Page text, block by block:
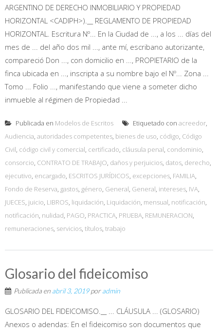
ARGENTINO DE DERECHO INMOBILIARIO Y PROPIEDAD
HORIZONTAL <CADIPH>).__ REGLAMENTO DE PROPIEDAD
HORIZONTAL. Escritura Nº... En la Ciudad de ..., a los ... días del
mes de ... del año dos mil ..., ante mí, escribano autorizante,
compareció Don ..., con domicilio en ..., PROPIETARIO de la
finca ubicada en ..., inscripta a su nombre bajo el Nº... Zona ...
Tomo ... Folio ..., manifestando que viene a someter dicho
inmueble al régimen de Propiedad ...
Publicada en Modelos de Escritos Etiquetado con acreedor,
Audiencia, autoridades competentes, bienes de uso, código, Código
Civil, código civil y comercial, certificado, cláusula penal, condominio,
consorcio, CONTRATO DE TRABAJO, daños y perjuicios, datos, derecho,
ejecutivo, encargado, ESCRITOS JURÍDICOS, excepciones, FAMILIA,
Fondo de Reserva, gastos, género, General, General, intereses, IVA,
JUECES, juicio, LIBROS, liquidación, Liquidación, mensual, notificación,
notificación, nulidad, PAGO, PRACTICA, PRUEBA, REMUNERACION,
remuneraciones, servicios, títulos, trabajo
Glosario del fideicomiso
Publicada en abril 3, 2019poradmin
GLOSARIO DEL FIDEICOMISO.__ ... CLÁUSULA ... (GLOSARIO)
Anexos o adendas: En el fideicomiso son documentos que